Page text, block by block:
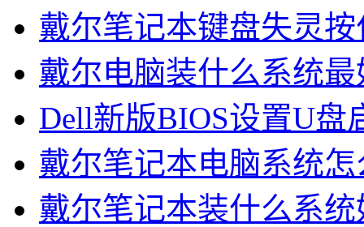
戴尔笔记本键盘失灵
戴尔电脑装什么系统
Dell新版BIOS设置U盘
戴尔笔记本电脑系统
戴尔笔记本装什么系